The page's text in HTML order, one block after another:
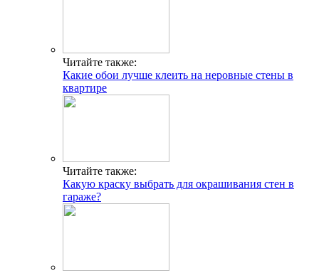
Читайте также:
Какие обои лучше клеить на неровные стены в
квартире
Читайте также:
Какую краску выбрать для окрашивания стен в
гараже?